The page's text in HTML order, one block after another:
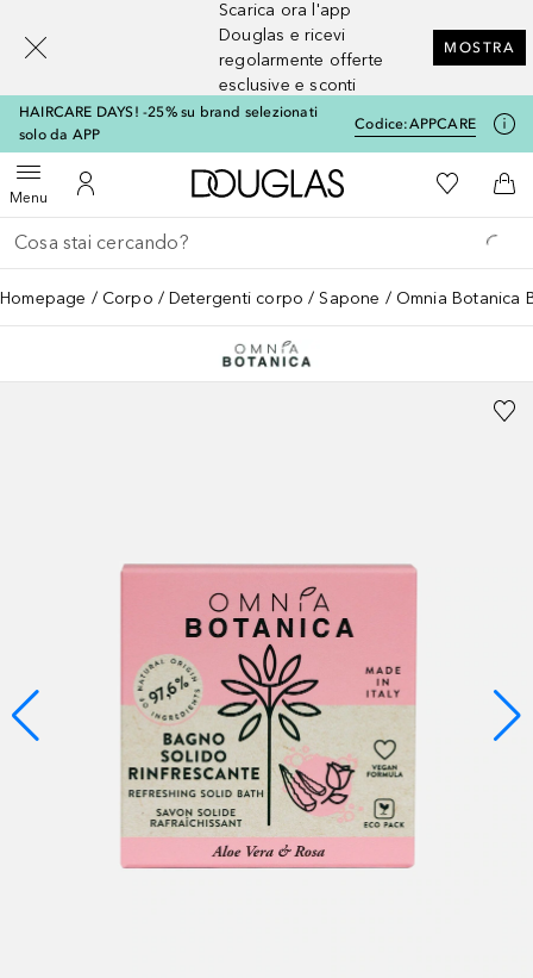
Scarica ora l'app
Douglas e ricevi
regolarmente offerte
esclusive e sconti
MOSTRA
HAIRCARE DAYS! -25% su brand selezionati
solo da APP
Codice:APPCARE
MenuApri menuAl Mio Account
A Douglas HomeAlla Mia
Al
Torna indietro
Esegui ricerca
Homepage Corpo Detergenti corpo Sapone Omnia Botanica
[navigation.slideout.screenreader]